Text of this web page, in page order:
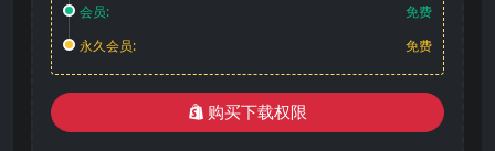
会员:
免费
永久会员:
免费
购买下载权限